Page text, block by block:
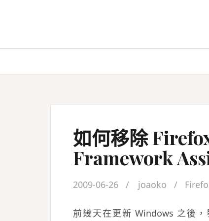
如何移除
Framework
2009-06-26 joaoko
前幾天在更新 Windows 之後